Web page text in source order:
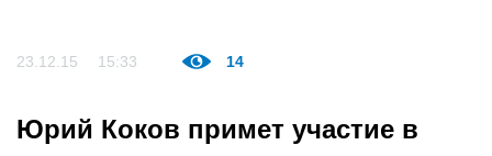
23.12.15 15:33 14
Юрий Коков примет участие в